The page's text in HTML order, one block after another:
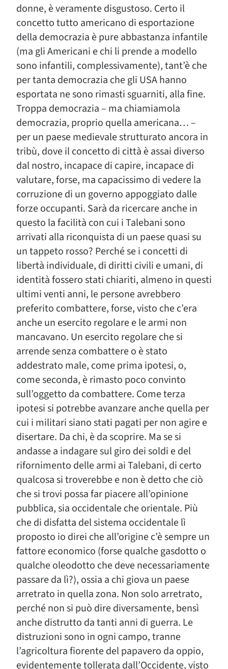
donne, è veramente disgustoso. Certo il
concetto tutto americano di esportazione
della democrazia è pure abbastanza infantile
(ma gli Americani e chi li prende a modello
sono infantili, complessivamente), tant’è che
per tanta democrazia che gli USA hanno
esportata ne sono rimasti sguarniti, alla fine.
Troppa democrazia – ma chiamiamola
democrazia, proprio quella americana… –
per un paese medievale strutturato ancora in
tribù, dove il concetto di città è assai diverso
dal nostro, incapace di capire, incapace di
valutare, forse, ma capacissimo di vedere la
corruzione di un governo appoggiato dalle
forze occupanti. Sarà da ricercare anche in
questo la facilità con cui i Talebani sono
arrivati alla riconquista di un paese quasi su
un tappeto rosso? Perché se i concetti di
libertà individuale, di diritti civili e umani, di
identità fossero stati chiariti, almeno in questi
ultimi venti anni, le persone avrebbero
preferito combattere, forse, visto che c’era
anche un esercito regolare e le armi non
mancavano. Un esercito regolare che si
arrende senza combattere o è stato
addestrato male, come prima ipotesi, o,
come seconda, è rimasto poco convinto
sull’oggetto da combattere. Come terza
ipotesi si potrebbe avanzare anche quella per
cui i militari siano stati pagati per non agire e
disertare. Da chi, è da scoprire. Ma se si
andasse a indagare sul giro dei soldi e del
rifornimento delle armi ai Talebani, di certo
qualcosa si troverebbe e non è detto che ciò
che si trovi possa far piacere all’opinione
pubblica, sia occidentale che orientale. Più
che di disfatta del sistema occidentale lì
proposto io direi che all’origine c’è sempre un
fattore economico (forse qualche gasdotto o
qualche oleodotto che deve necessariamente
passare da lì?), ossia a chi giova un paese
arretrato in quella zona. Non solo arretrato,
perché non si può dire diversamente, bensì
anche distrutto da tanti anni di guerra. Le
distruzioni sono in ogni campo, tranne
l’agricoltura fiorente del papavero da oppio,
evidentemente tollerata dall’Occidente, visto